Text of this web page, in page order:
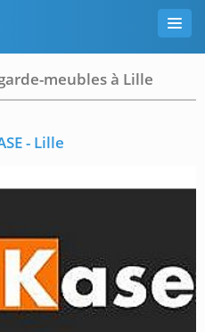
meubles à Lille
- Lille